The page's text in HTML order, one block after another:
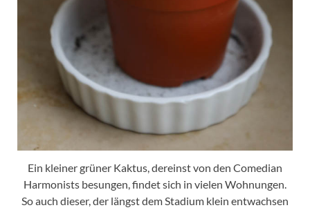
Ein kleiner grüner Kaktus, dereinst von den Comedian
Harmonists besungen, findet sich in vielen Wohnungen.
So auch dieser, der längst dem Stadium klein entwachsen